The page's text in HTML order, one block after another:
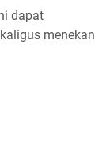
dapat
menekan